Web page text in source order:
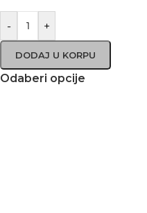
- +
DODAJ U KORPU
Odaberi opcije